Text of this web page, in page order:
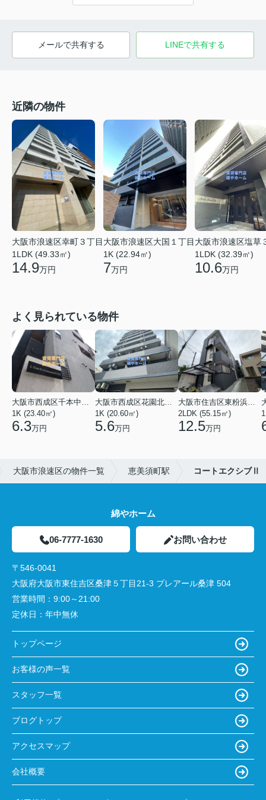
メールで共有する LINEで共有する
近隣の物件
大阪市浪速区幸町３丁目
1LDK (49.33㎡)
14.9万円
大阪市浪速区大国１丁目
1K (22.94㎡)
7万円
大阪市浪速区塩草
1LDK (32.39㎡)
10.6万円
よく見られている物件
1K (23.40㎡)
6.3万円
1K (20.60㎡)
5.6万円
2LDK (55.15㎡)
12.5万円
大阪市浪速区の物件一覧 恵美須町駅 コートエクシブⅡ
綿やホーム
06-7777-1630 お問い合わせ
〒546-0041
大阪府大阪市東住吉区桑津５丁目21-3 プレアール桑津 504
営業時間： 9:00～21:00
定休日： 年中無休
トップページ
お客様の声一覧
スタッフ一覧
ブログトップ
アクセスマップ
会社概要